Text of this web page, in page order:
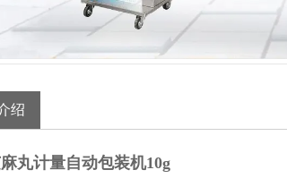
绍
丸计量自动包装机10g